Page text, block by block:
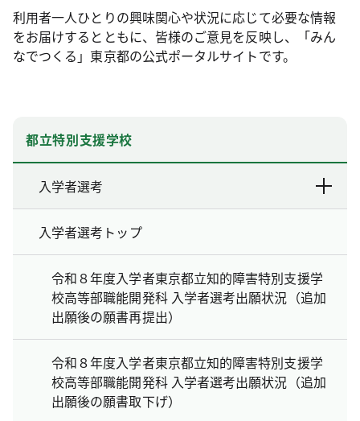
利用者一人ひとりの興味関心や状況に応じて必要な情報
をお届けするとともに、皆様のご意見を反映し、「みん
なでつくる」東京都の公式ポータルサイトです。
都立特別支援学校
入学者選考
入学者選考トップ
令和８年度入学者東京都立知的障害特別支援学
校高等部職能開発科 入学者選考出願状況（追加
出願後の願書再提出）
令和８年度入学者東京都立知的障害特別支援学
校高等部職能開発科 入学者選考出願状況（追加
出願後の願書取下げ）